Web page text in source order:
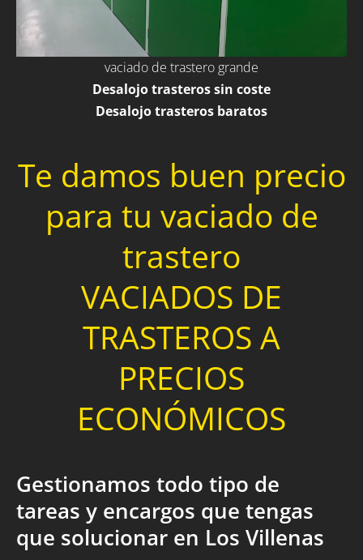
vaciado de trastero grande
Desalojo trasteros sin coste
Desalojo trasteros baratos
Te damos buen precio
para tu vaciado de
trastero
VACIADOS DE
TRASTEROS A
PRECIOS
ECONÓMICOS
Gestionamos todo tipo de
tareas y encargos que tengas
que solucionar en Los Villenas